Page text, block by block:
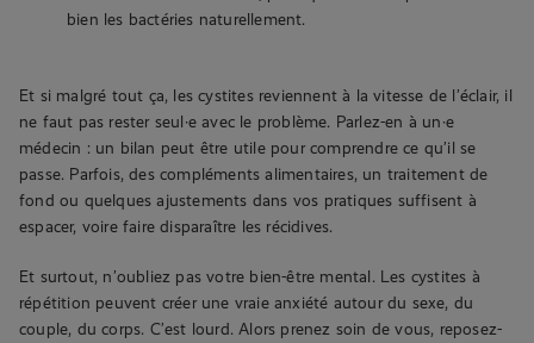
bien les bactéries naturellement.
Et si malgré tout ça, les cystites reviennent à la vitesse de l’éclair, il
ne faut pas rester seul·e avec le problème. Parlez-en à un·e
médecin : un bilan peut être utile pour comprendre ce qu’il se
passe. Parfois, des compléments alimentaires, un traitement de
fond ou quelques ajustements dans vos pratiques suffisent à
espacer, voire faire disparaître les récidives.
Et surtout, n’oubliez pas votre bien-être mental. Les cystites à
répétition peuvent créer une vraie anxiété autour du sexe, du
couple, du corps. C’est lourd. Alors prenez soin de vous, reposez-